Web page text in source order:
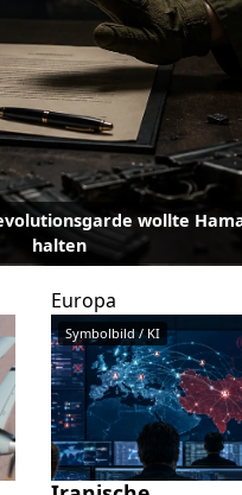
wollte
halten
Europa
Symbolbild / KI